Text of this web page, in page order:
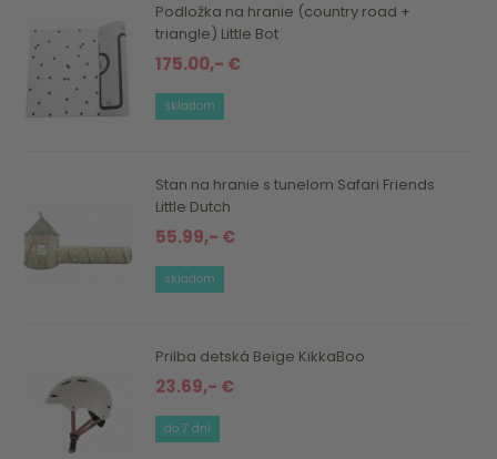
Podložka na hranie (country road +
triangle) Little Bot
175.00,- €
skladom
Stan na hranie s tunelom Safari Friends
Little Dutch
55.99,- €
skladom
Prilba detská Beige KikkaBoo
23.69,- €
do 7 dní